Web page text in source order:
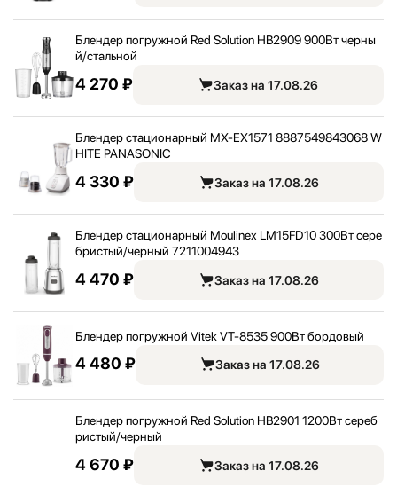
Блендер погружной Red Solution HB2909 900Вт черны
й/стальной
4 270 ₽ Заказ на 17.08.26
Блендер стационарный MX-EX1571 8887549843068 W
HITE PANASONIC
4 330 ₽ Заказ на 17.08.26
Блендер стационарный Moulinex LM15FD10 300Вт сере
бристый/черный 7211004943
4 470 ₽ Заказ на 17.08.26
Блендер погружной Vitek VT-8535 900Вт бордовый
4 480 ₽ Заказ на 17.08.26
Блендер погружной Red Solution HB2901 1200Вт сереб
ристый/черный
4 670 ₽ Заказ на 17.08.26